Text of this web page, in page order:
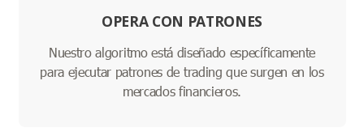
OPERA CON PATRONES
Nuestro algoritmo está diseñado específicamente
para ejecutar patrones de trading que surgen en los
mercados financieros.